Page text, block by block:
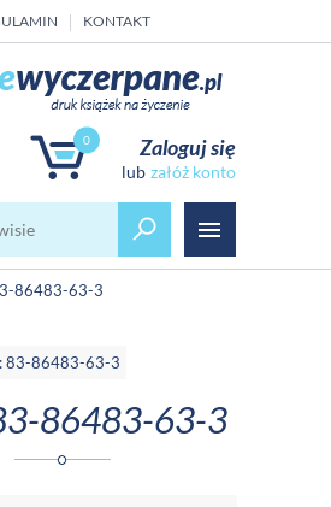
KONTAKT
0 Zaloguj się
załóż konto
86483-63-3
83-86483-63-3
86483-63-3